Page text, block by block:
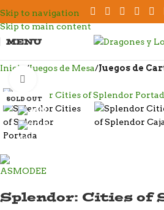
Skip to navigation
Skip to main content
MENU
Inicio Juegos de Mesa Juegos de
SOLD OUT
Splendor: Cities of